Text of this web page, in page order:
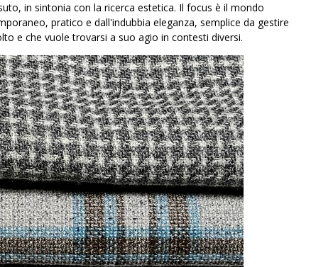
in sintonia con la ricerca estetica. Il focus è il mondo
pratico e dall'indubbia eleganza, semplice da gestire
e che vuole trovarsi a suo agio in contesti diversi.